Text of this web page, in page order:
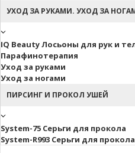
УХОД ЗА РУКАМИ. УХОД ЗА
IQ Beauty Лосьоны для рук и
Парафинотерапия
Уход за руками
Уход за ногами
ПИРСИНГ И ПРОКОЛ УШЕЙ
System-75 Серьги для прокола
System-R993 Серьги для прокола